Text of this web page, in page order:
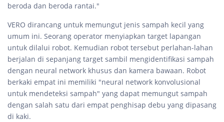
beroda dan beroda rantai."
VERO dirancang untuk memungut jenis sampah kecil yang
umum ini. Seorang operator menyiapkan target lapangan
untuk dilalui robot. Kemudian robot tersebut perlahan-lahan
berjalan di sepanjang target sambil mengidentifikasi sampah
dengan neural network khusus dan kamera bawaan. Robot
berkaki empat ini memiliki "neural network konvolusional
untuk mendeteksi sampah" yang dapat memungut sampah
dengan salah satu dari empat penghisap debu yang dipasang
di kaki.